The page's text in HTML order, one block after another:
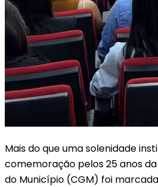
Mais do que uma solenidade
comemoração pelos 25 anos
do Município (CGM) foi